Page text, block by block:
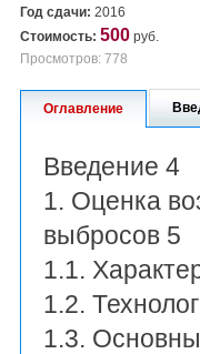
Год сдачи: 2016
Стоимость: 500 руб.
Просмотров: 778
Оглавление
Введение 4
1. Оценка
выбросов 5
1.1.
1.2.
1.3.